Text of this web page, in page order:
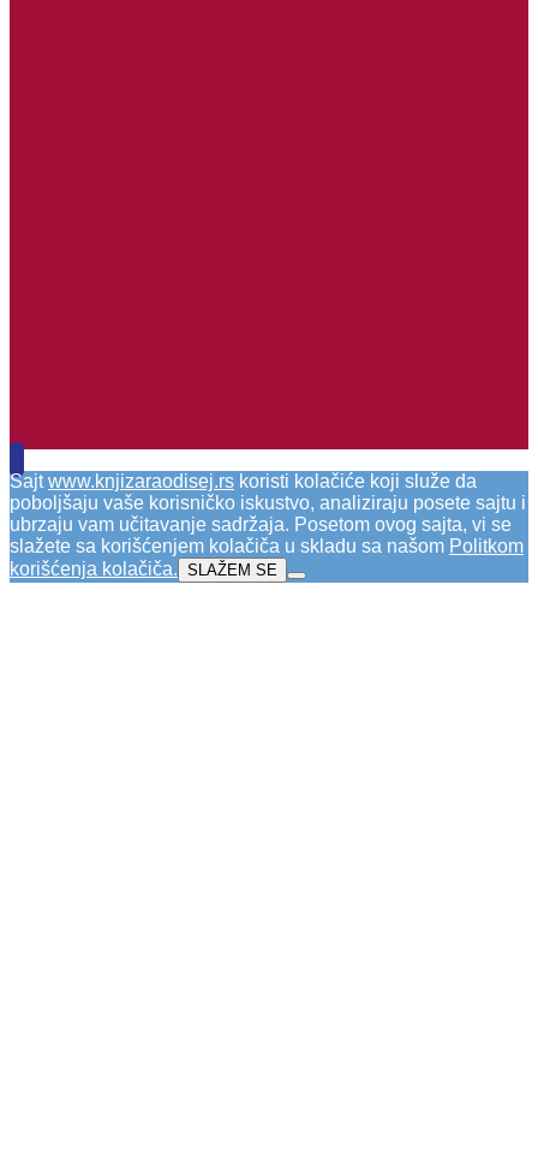
Sajtwww.knjizaraodisej.rs koristi kolačiće koji služe da
poboljšaju vaše korisničko iskustvo, analiziraju posete sajtu i
ubrzaju vam učitavanje sadržaja. Posetom ovog sajta, vi se
slažete sa korišćenjem kolačiča u skladu sa našom Politkom
korišćenja kolačiča. SLAŽEM SE